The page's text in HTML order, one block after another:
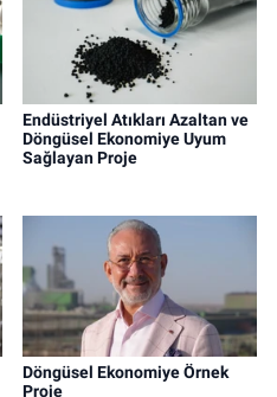
Endüstriyel Atıkları Azaltan ve
Döngüsel Ekonomiye Uyum
Sağlayan Proje
Döngüsel Ekonomiye Örnek
Proje